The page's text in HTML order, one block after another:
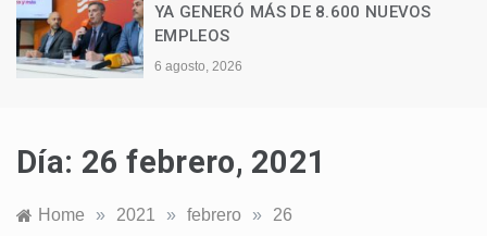
YA GENERÓ MÁS DE 8.600 NUEVOS
EMPLEOS
6 agosto, 2026
Día: 26 febrero, 2021
Home » 2021 » febrero » 26